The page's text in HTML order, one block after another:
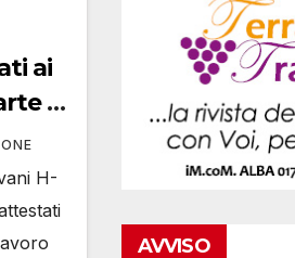
ai
al
H-
AVVISO